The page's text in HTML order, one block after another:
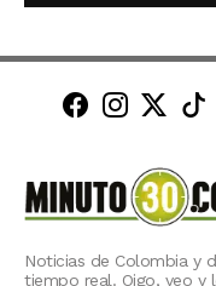
Minuto30
Noticias de Colombia y
tiempo real. Oigo, veo y